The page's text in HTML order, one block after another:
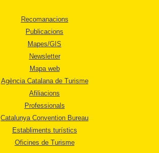
Recomanacions
Publicacions
Mapes/GIS
Newsletter
Mapa web
Agència Catalana de Turisme
Afiliacions
Professionals
Catalunya Convention Bureau
Establiments turístics
Oficines de Turisme